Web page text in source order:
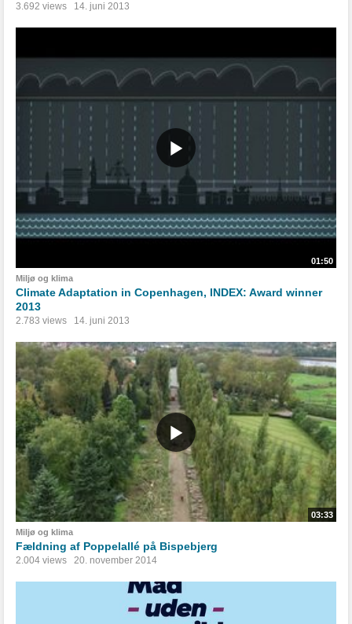
3.692 views 14. juni 2013
01:50
Miljø og klima
Climate Adaptation in Copenhagen, INDEX: Award winner
2013
2.783 views 14. juni 2013
03:33
Miljø og klima
Fældning af Poppelallé på Bispebjerg
2.004 views 20. november 2014